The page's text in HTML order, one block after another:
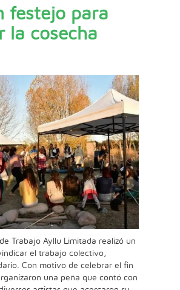
festejo para
la cosecha
Trabajo Ayllu Limitada realizó un
el trabajo colectivo,
Con motivo de celebrar el fin
una peña que contó con